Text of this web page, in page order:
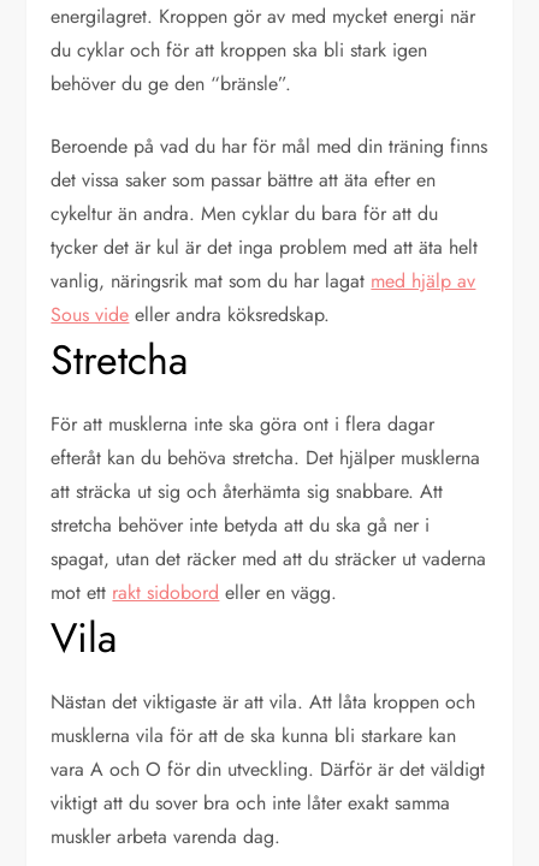
energilagret. Kroppen gör av med mycket energi när
du cyklar och för att kroppen ska bli stark igen
behöver du ge den “bränsle”.
Beroende på vad du har för mål med din träning finns
det vissa saker som passar bättre att äta efter en
cykeltur än andra. Men cyklar du bara för att du
tycker det är kul är det inga problem med att äta helt
vanlig, näringsrik mat som du har lagat med hjälp av
Sous vide eller andra köksredskap.
Stretcha
För att musklerna inte ska göra ont i flera dagar
efteråt kan du behöva stretcha. Det hjälper musklerna
att sträcka ut sig och återhämta sig snabbare. Att
stretcha behöver inte betyda att du ska gå ner i
spagat, utan det räcker med att du sträcker ut vaderna
mot ett rakt sidobord eller en vägg.
Vila
Nästan det viktigaste är att vila. Att låta kroppen och
musklerna vila för att de ska kunna bli starkare kan
vara A och O för din utveckling. Därför är det väldigt
viktigt att du sover bra och inte låter exakt samma
muskler arbeta varenda dag.